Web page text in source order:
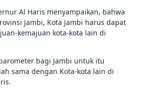
Al Haris menyampaikan, bahwa
Jambi, Kota Jambi harus dapat
kemajuan kota-kota lain di
bagi Jambi untuk itu
sama dengan Kota-kota lain di